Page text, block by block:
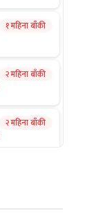
१ महिना बाँकी
२ महिना बाँकी
२ महिना बाँकी